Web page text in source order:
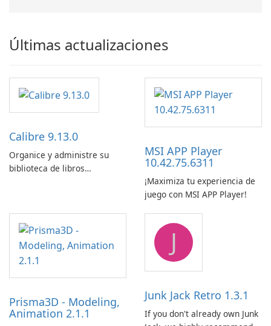
Últimas actualizaciones
Calibre 9.13.0
Organice y administre su
biblioteca de libros
MSI APP Player
10.42.75.6311
¡Maximiza tu experiencia de
juego con MSI APP Player!
Prisma3D - Modeling,
Animation 2.1.1
J
Junk Jack Retro 1.3.1
If you don't already own Junk